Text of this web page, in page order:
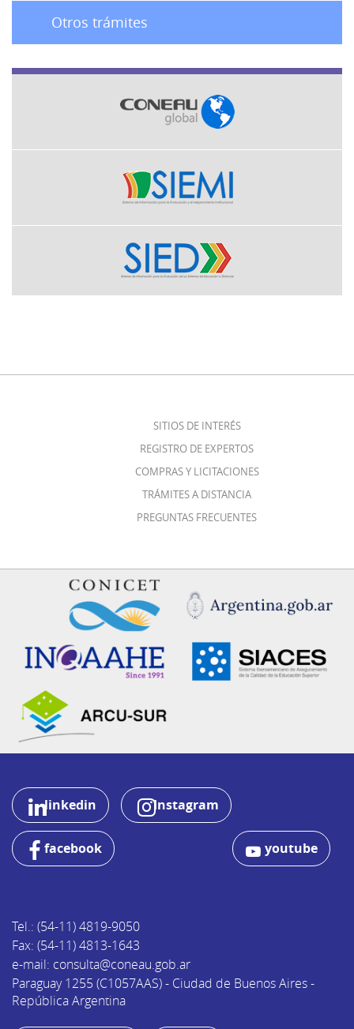
Otros trámites
SITIOS DE INTERÉS
REGISTRO DE EXPERTOS
COMPRAS Y LICITACIONES
TRÁMITES A DISTANCIA
PREGUNTAS FRECUENTES
linkedin Instagram
facebook youtube
Tel.: (54-11) 4819-9050
Fax: (54-11) 4813-1643
e-mail: consulta@coneau.gob.ar
Paraguay 1255 (C1057AAS) - Ciudad de Buenos Aires -
República Argentina